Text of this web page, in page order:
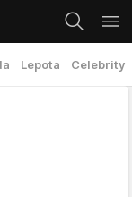
Lepota Celebrity